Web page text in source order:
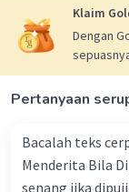
Klaim
Dengan
Pertanyaan
Bacalah teks cerpen
Menderita Bila Dipuji Mardanu seperti
senang jika